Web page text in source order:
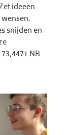
ideeën
snijden en
NB